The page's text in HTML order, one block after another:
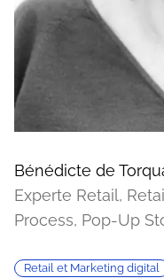
Bénédicte de
Experte Retail,
Process, Pop-Up
Retail et Marketing digital